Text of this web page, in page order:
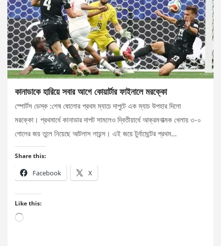
কানাডাকে হারিয়ে সবার আগে কোয়ার্টার ফাইনালে মরক্কো
স্পোর্টস ডেস্ক :শেষ ষোলোর প্রথম ম্যাচে দাপুটে এক ম্যাচ উপহার দিলো
মরক্কো। প্রথমার্ধে কানাডার দাপট সামলেও দ্বিতীয়ার্ধে আক্রমণাত্মক খেলায় ৩-০
গোলের জয় তুলে নিয়েছে আটলাস লায়ন্স। এই জয়ে টুর্নামেন্টের প্রথম…
Share this:
Facebook X
Like this:
Loading…